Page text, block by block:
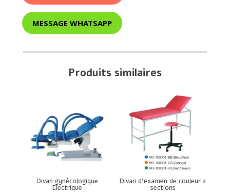
MESSAGE WHATSAPP
Produits similaires
Divan gynécologique
Electrique
Divan d’examen de couleur 2
sections